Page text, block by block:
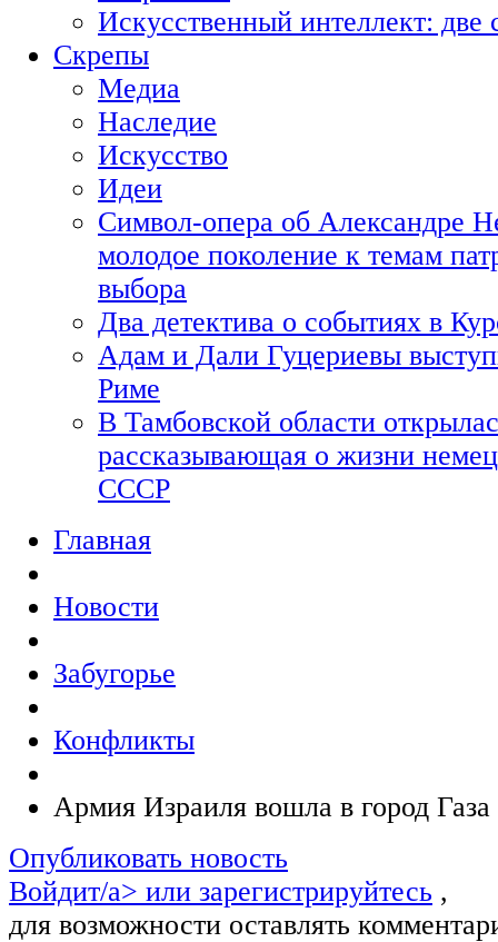
Искусственный интеллект:
Скрепы
Медиа
Наследие
Искусство
Идеи
Символ-опера об Александре
молодое поколение к темам
выбора
Два детектива о событиях в
Адам и Дали Гуцериевы
Риме
В Тамбовской области
рассказывающая о жизни
СССР
Главная
Новости
Забугорье
Конфликты
Армия Израиля вошла в город Газа
Опубликовать новость
Войдит/a> или зарегистрируйтесь ,
для возможности оставлять